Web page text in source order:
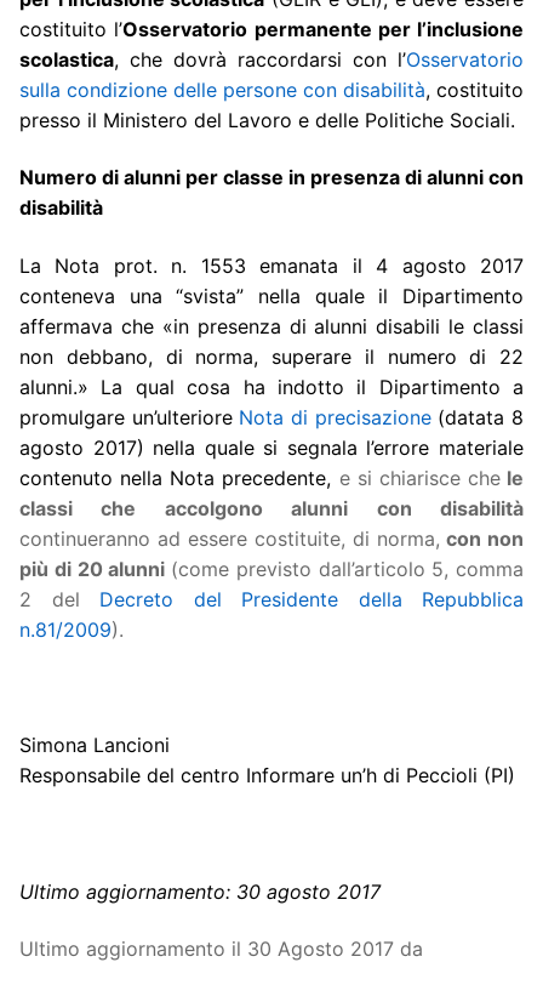
costituito l’Osservatorio permanente per l’inclusione
scolastica, che dovrà raccordarsi con l’Osservatorio
sulla condizione delle persone con disabilità, costituito
presso il Ministero del Lavoro e delle Politiche Sociali.
Numero di alunni per classe in presenza di alunni con
disabilità
La Nota prot. n. 1553 emanata il 4 agosto 2017
conteneva una “svista” nella quale il Dipartimento
affermava che «in presenza di alunni disabili le classi
non debbano, di norma, superare il numero di 22
alunni.» La qual cosa ha indotto il Dipartimento a
promulgare un’ulteriore Nota di precisazione(datata 8
agosto 2017) nella quale si segnala l’errore materiale
contenuto nella Nota precedente, e si chiarisce chele
classi
che accolgono alunni con disabilità
continueranno ad essere costituite, di norma, con non
più di 20 alunni (come previsto dall’articolo 5, comma
2 del Decreto del Presidente della Repubblica
n.81/2009).
Simona Lancioni
Responsabile del centro Informare un’h di Peccioli (PI)
Ultimo aggiornamento: 30 agosto 2017
Ultimo aggiornamento il 30 Agosto 2017 da